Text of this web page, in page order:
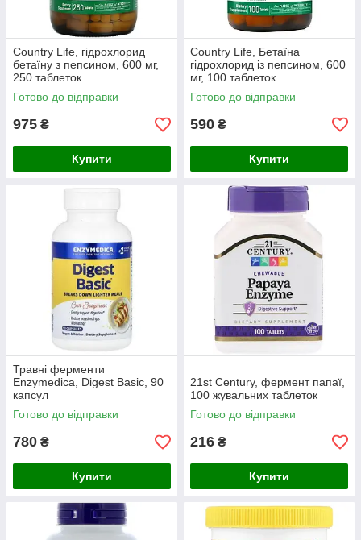
Country Life, гідрохлорид
бетаїну з пепсином, 600 мг,
250 таблеток
Готово до відправки
975 ₴
Купити
Country Life, Бетаїна
гідрохлорид із пепсином, 600
мг, 100 таблеток
Готово до відправки
590 ₴
Купити
Травні ферменти
Enzymedica, Digest Basic, 90
капсул
Готово до відправки
780 ₴
Купити
21st Century, фермент папаї,
100 жувальних таблеток
Готово до відправки
216 ₴
Купити